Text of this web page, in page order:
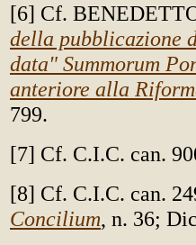
[6] Cf.
della pubblicazione
data" Summorum
anteriore alla
799.
[7] Cf. C.I.C. can.
[8] Cf. C.I.C. can.
Concilium, n. 36;